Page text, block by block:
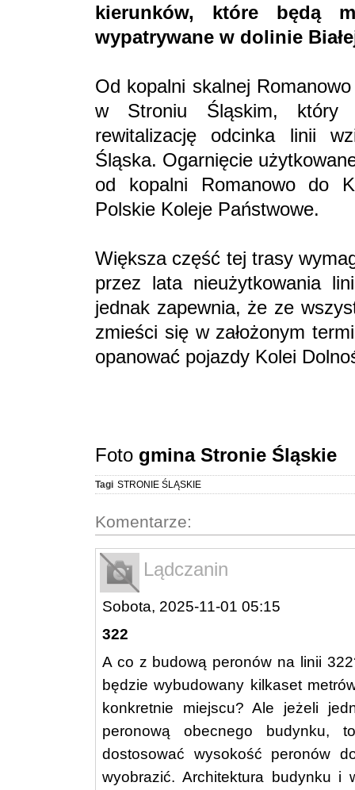
kierunków, które będą
wypatrywane w dolinie
Od kopalni skalnej
w Stroniu Śląskim, który
rewitalizację odcinka linii
Śląska. Ogarnięcie
od kopalni Romanowo do
Polskie Koleje Państwowe.
Większa część tej trasy
przez lata nieużytkowania
jednak zapewnia, że ze
zmieści się w założonym
opanować pojazdy Kolei
Foto gmina Stronie Śląskie
Tagi STRONIE ŚLĄSKIE
Komentarze:
Lądczanin
Sobota, 2025-11-01 05:15
322
A co z budową peronów na linii
będzie wybudowany kilkaset
konkretnie miejscu? Ale jeżeli
peronową obecnego budynku,
dostosować wysokość peronów
wyobrazić. Architektura budynku